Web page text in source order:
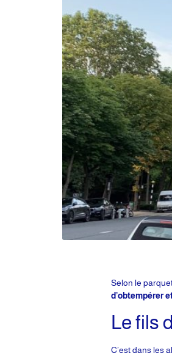
Selon le
d’obtempérer
Le fils
C’est dans les